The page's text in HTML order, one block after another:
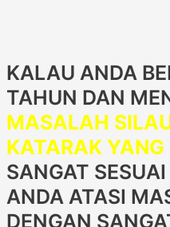
KALAU ANDA
TAHUN DAN
MASALAH
KATARAK YANG
SANGAT
ANDA ATASI
DENGAN